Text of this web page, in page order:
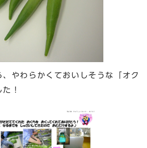
やわらかくておいしそうな「オク
！